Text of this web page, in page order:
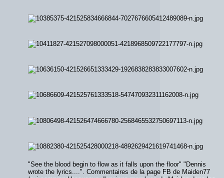
"See the blood begin to flow as it falls upon the floor" "Dennis
wrote the lyrics....". Commentaires de la page FB de Maiden77